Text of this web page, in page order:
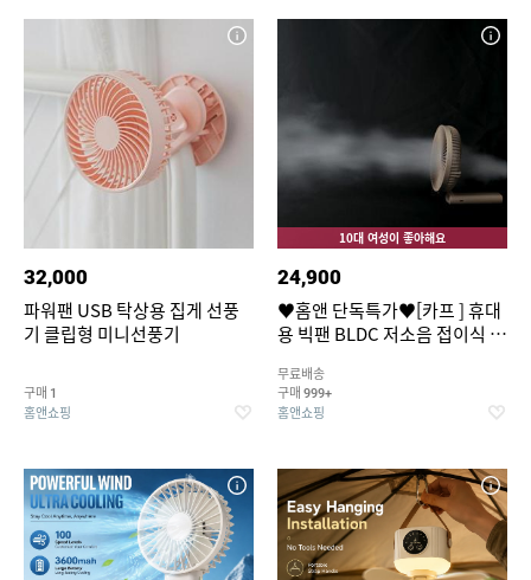
32,000
파워팬 USB 탁상용 집게 선풍
기 클립형 미니선풍기
구매 1
홈앤쇼핑
10대 여성이 좋아해요
24,900
♥홈앤 단독특가♥[카프 ] 휴대
용 빅팬 BLDC 저소음 접이식 손
5단 풍속조절
무료배송
구매 999+
홈앤쇼핑